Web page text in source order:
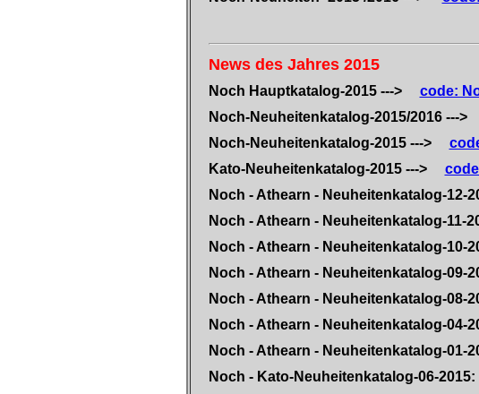
News des Jahres 2015
Noch Hauptkatalog-2015 --->
code:
Noch-Neuheitenkatalog-2015/2016 --->
Noch-Neuheitenkatalog-2015 --->
Kato-Neuheitenkatalog-2015 --->
Noch - Athearn - Neuheitenkatalog-12-
Noch - Athearn - Neuheitenkatalog-11-
Noch - Athearn - Neuheitenkatalog-10-
Noch - Athearn - Neuheitenkatalog-09-
Noch - Athearn - Neuheitenkatalog-08-
Noch - Athearn - Neuheitenkatalog-04-
Noch - Athearn - Neuheitenkatalog-01-
Noch - Kato-Neuheitenkatalog-06-